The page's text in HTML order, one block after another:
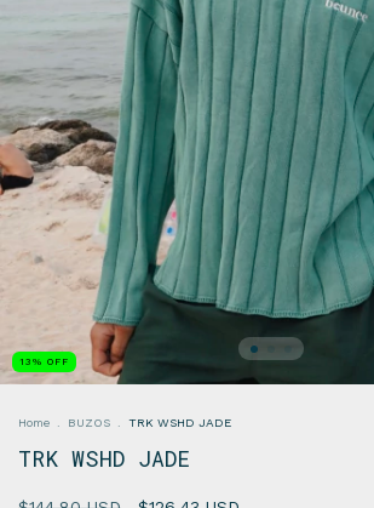
13 % OFF
Home BUZOS TRK WSHD JADE
TRK WSHD JADE